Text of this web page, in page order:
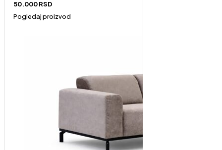
50.000RSD
Pogledaj proizvod